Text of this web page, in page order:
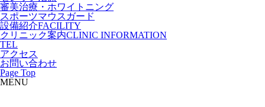
審美治療・ホワイトニング
スポーツマウスガード
設備紹介FACILITY
クリニック案内CLINIC INFORMATION
TEL
アクセス
お問い合わせ
Page Top
MENU